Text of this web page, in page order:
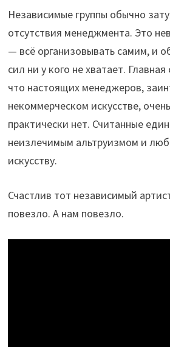
Независимые группы обычно
отсутствия менеджмента. Это
— всё организовывать самим, и
сил ни у кого не хватает.
что настоящих менеджеров,
некоммерческом искусстве,
практически нет. Считанные
неизлечимым альтруизмом и
искусству.
Счастлив тот независимый
повезло. А нам повезло.